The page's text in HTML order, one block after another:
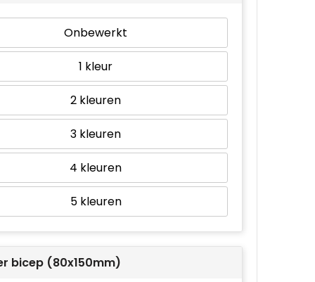
Onbewerkt
1
2
3
4
5
bicep (80x150mm)